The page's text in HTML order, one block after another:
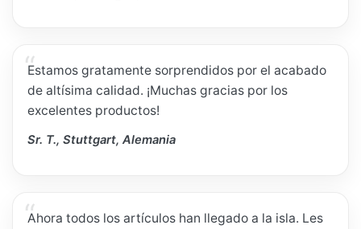
Estamos gratamente sorprendidos por el acabado
de altísima calidad. ¡Muchas gracias por los
excelentes productos!
Sr. T., Stuttgart, Alemania
Ahora todos los artículos han llegado a la isla. Les